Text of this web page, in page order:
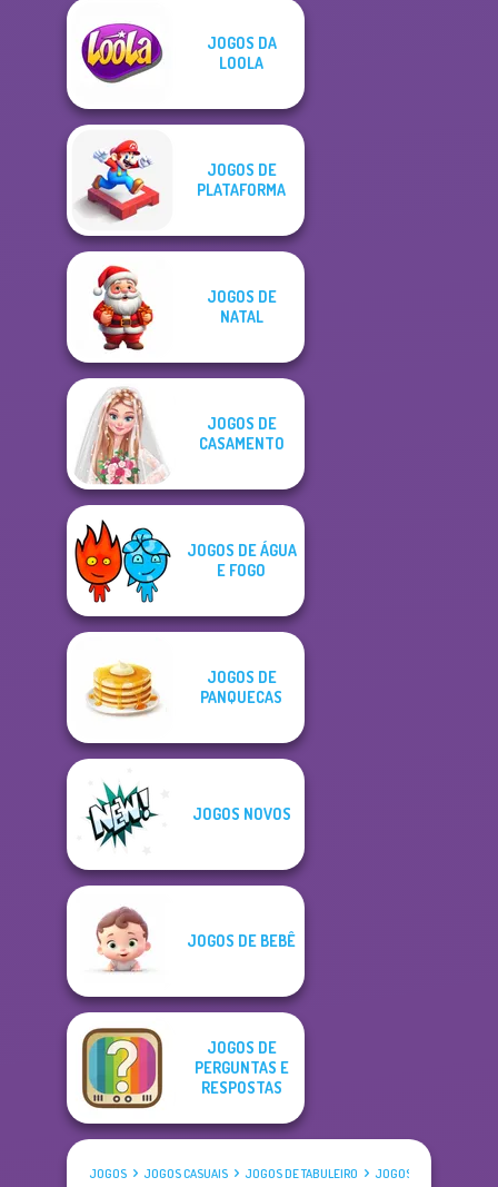
JOGOS DA
LOOLA
JOGOS DE
PLATAFORMA
JOGOS DE
NATAL
JOGOS DE
CASAMENTO
JOGOS DE ÁGUA
E FOGO
JOGOS DE
PANQUECAS
JOGOS NOVOS
JOGOS DE BEBÊ
JOGOS DE
PERGUNTAS E
RESPOSTAS
JOGOS JOGOS CASUAIS JOGOS DE TABULEIRO JOGOS DE MAHJONG